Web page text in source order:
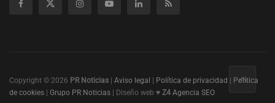
Copyright © 2026 PR Noticias Aviso legal Política de privacidad
Política
de cookies
Grupo PR Noticias | Diseño web ♥ Z4 Agencia SEO